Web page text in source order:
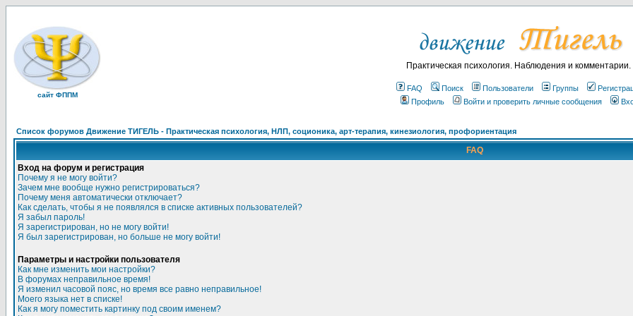
сайт ФППМ
Практическая психология. Наблюдения и комментарии.
FAQ Поиск Пользователи Группы
Профиль
Войти и проверить личные сообщения
Список форумов Движение ТИГЕЛЬ - Практическая психология, НЛП, соционика, арт-терапия, кинезиология, профориентация
FAQ
Вход на форум и регистрация
Почему я не могу войти?
Зачем мне вообще нужно регистрироваться?
Почему меня автоматически отключает?
Как сделать, чтобы я не появлялся в списке активных пользователей?
Я забыл пароль!
Я зарегистрирован, но не могу войти!
Я был зарегистрирован, но больше не могу войти!
Параметры и настройки пользователя
Как мне изменить мои настройки?
В форумах неправильное время!
Я изменил часовой пояс, но время все равно неправильное!
Моего языка нет в списке!
Как я могу поместить картинку под своим именем?